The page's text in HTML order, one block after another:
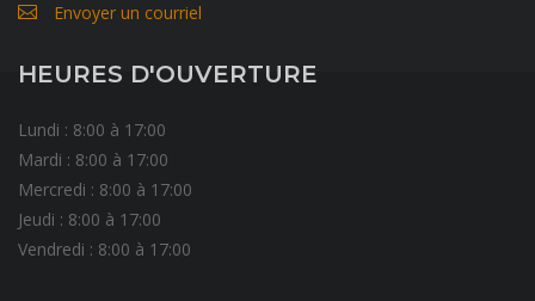
Envoyer un courriel
HEURES D'OUVERTURE
Lundi : 8:00 à 17:00
Mardi : 8:00 à 17:00
Mercredi : 8:00 à 17:00
Jeudi : 8:00 à 17:00
Vendredi : 8:00 à 17:00